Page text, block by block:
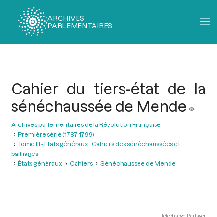
ARCHIVES
PARLEMENTAIRES
Cahier du tiers-état de la
sénéchaussée de Mende
Archives parlementaires de la Révolution Française
Première série (1787-1799)
Tome III - Etats généraux ; Cahiers des sénéchaussées et
bailliages
États généraux
Cahiers Sénéchaussée de Mende
TéléchargerPartager